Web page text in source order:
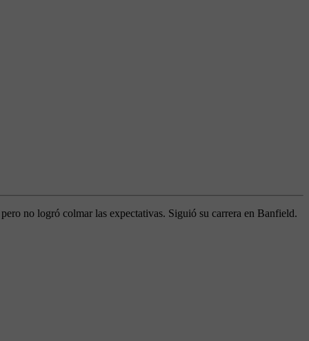
no logró colmar las expectativas. Siguió su carrera en Banfield.